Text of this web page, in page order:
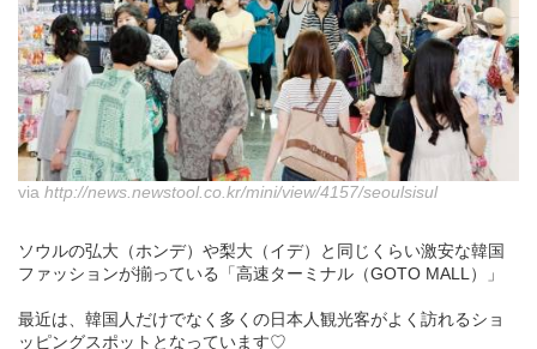
via http://news.newstool.co.kr/mini/view/4157/seoulsisul
ソウルの弘大（ホンデ）や梨大（イデ）と同じくらい激安な韓国
ファッションが揃っている「高速ターミナル（GOTO MALL）」
最近は、韓国人だけでなく多くの日本人観光客がよく訪れるショ
ッピングスポットとなっています♡